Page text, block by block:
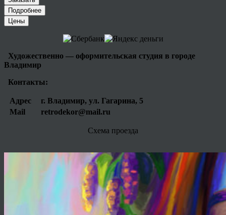
Подробнее
Цены
Художественно — оформительская студия в городе
Владимир
Контакты:
Адрес
г. Владимир, ул. Гагарина, 5
Mail
retrodekor@mail.ru
Схема проезда